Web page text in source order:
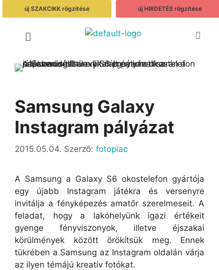
új SZAKCIKK rögzítése új HIRDETÉS rögzítése
Samsung Galaxy
Instagram pályázat
2015.05.04. Szerző: fotopiac
A Samsung a Galaxy S6 okostelefon gyártója
egy újabb Instagram játékra és versenyre
invitálja a fényképezés amatőr szerelmeseit. A
feladat, hogy a lakóhelyünk igazi értékeit
gyenge fényviszonyok, illetve éjszakai
körülmények között örökítsük meg. Ennek
tükrében a Samsung az Instagram oldalán várja
az ilyen témájú kreatív fotókat.